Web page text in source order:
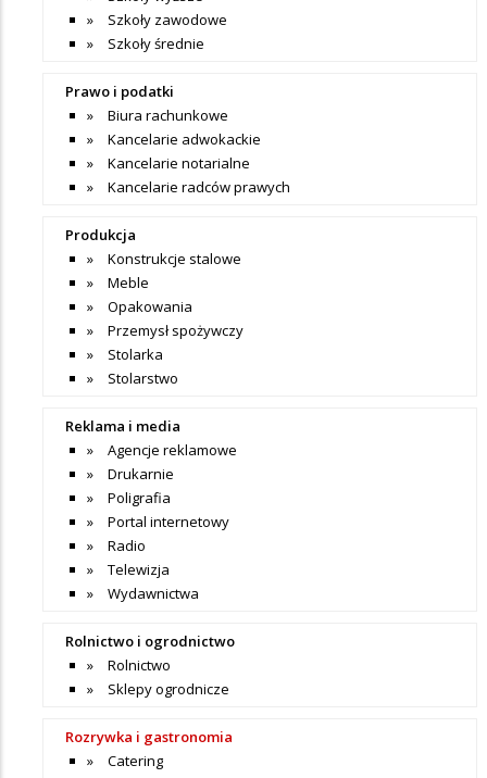
Szkoły zawodowe
Szkoły średnie
Prawo i podatki
Biura rachunkowe
Kancelarie adwokackie
Kancelarie notarialne
Kancelarie radców prawych
Produkcja
Konstrukcje stalowe
Meble
Opakowania
Przemysł spożywczy
Stolarka
Stolarstwo
Reklama i media
Agencje reklamowe
Drukarnie
Poligrafia
Portal internetowy
Radio
Telewizja
Wydawnictwa
Rolnictwo i ogrodnictwo
Rolnictwo
Sklepy ogrodnicze
Rozrywka i gastronomia
Catering